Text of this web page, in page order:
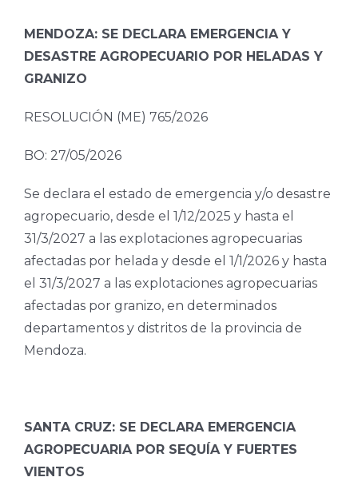
MENDOZA: SE DECLARA EMERGENCIA Y
DESASTRE AGROPECUARIO POR HELADAS Y
GRANIZO
RESOLUCIÓN (ME) 765/2026
BO: 27/05/2026
Se declara el estado de emergencia y/o desastre
agropecuario, desde el 1/12/2025 y hasta el
31/3/2027 a las explotaciones agropecuarias
afectadas por helada y desde el 1/1/2026 y hasta
el 31/3/2027 a las explotaciones agropecuarias
afectadas por granizo, en determinados
departamentos y distritos de la provincia de
Mendoza.
SANTA CRUZ: SE DECLARA EMERGENCIA
AGROPECUARIA POR SEQUÍA Y FUERTES
VIENTOS